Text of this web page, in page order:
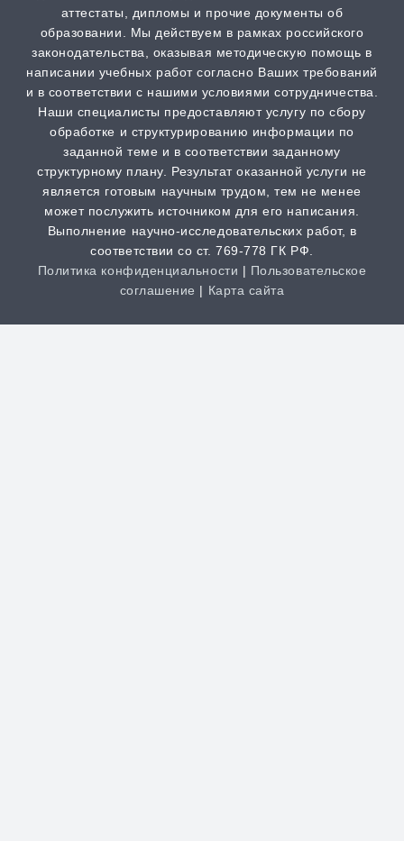
Scopus
от 2 часов | от 500 ₽
РИНЦ
от 2 часов | от 500 ₽
Шпаргалка
от 1 часа | от 300 ₽
Дистанционная задача
от 1 часа | от 300 ₽
аттестаты, дипломы и прочие документы об
образовании. Мы действуем в рамках российского
законодательства, оказывая методическую помощь в
написании учебных работ согласно Ваших требований
и в соответствии с нашими условиями сотрудничества.
Наши специалисты предоставляют услугу по сбору
обработке и структурированию информации по
заданной теме и в соответствии заданному
структурному плану. Результат оказанной услуги не
является готовым научным трудом, тем не менее
может послужить источником для его написания.
Выполнение научно-исследовательских работ, в
соответствии со ст. 769-778 ГК РФ.
Политика конфиденциальности | Пользовательское
соглашение | Карта сайта